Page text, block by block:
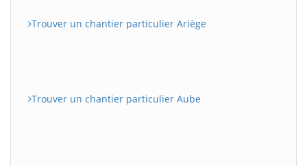
Trouver un chantier particulier Ariège
Trouver un chantier particulier Aube